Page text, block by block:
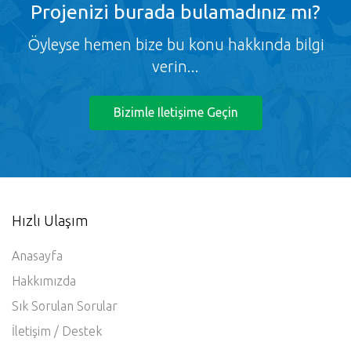
Projenizi burada bulamadınız mı?
Öyleyse hemen bize bu konu hakkında bilgi
verin...
Bizimle Iletişime Geçin
Hızlı Ulaşım
Anasayfa
Hakkımızda
Sık Sorulan Sorular
İletişim / Destek